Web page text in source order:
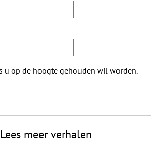
u op de hoogte gehouden wil worden.
Lees meer verhalen